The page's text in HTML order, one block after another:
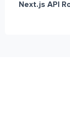
Next.js API